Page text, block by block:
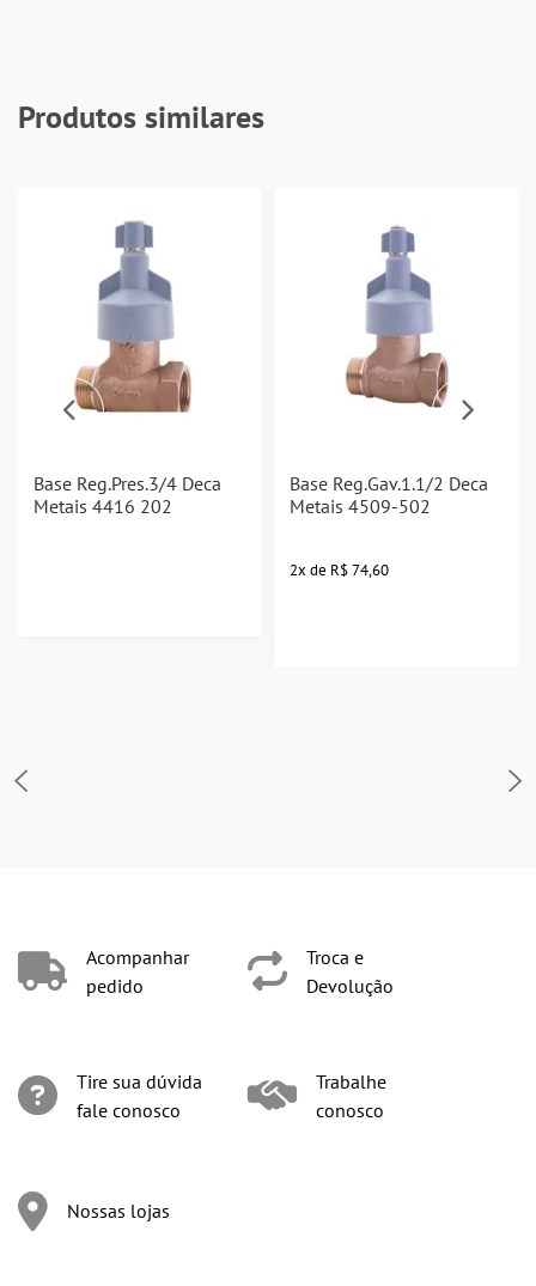
Produtos similares
Base Reg.Pres.3/4 Deca
Metais 4416 202
Base Reg.Gav.1.1/2 Deca
Metais 4509-502
2x de R$ 74,60
Acompanhar
pedido
Tire sua dúvida
fale conosco
Nossas lojas
Troca e
Devolução
Trabalhe
conosco